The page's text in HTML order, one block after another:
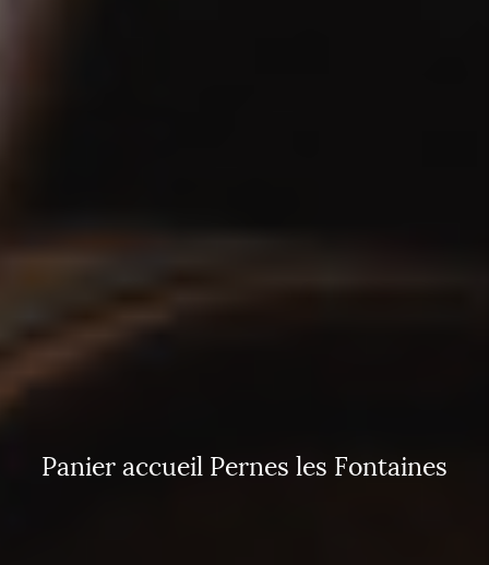
Panier accueil Pernes les Fontaines